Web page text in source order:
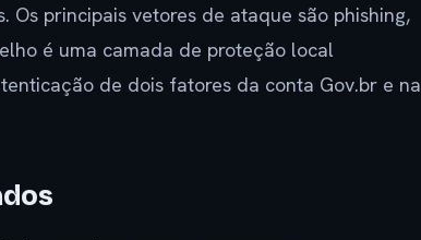
Os principais vetores de ataque são phishing,
é uma camada de proteção local
de dois fatores da conta Gov.br e na